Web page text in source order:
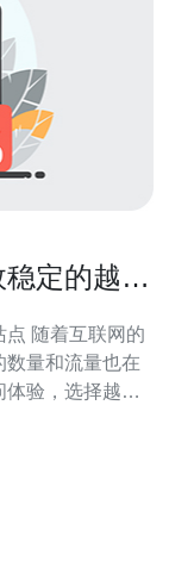
定的越南
的
数量和流量也在
验，选择越南
能够提供更高